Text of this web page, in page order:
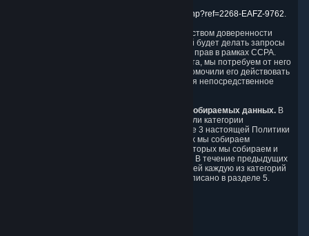
https://support.steampowered.com/kb_article.php?ref=2268-EAFZ-9762.
Вы можете в письменной форме или посредством доверенности
назначить уполномоченного агента, который будет делать запросы
от вашего имени с целью исполнения ваших прав в рамках CCPA.
Перед тем как принять такой запрос от агента, мы потребуем от него
предоставить подтверждение, что вы уполномочили его действовать
от вашего имени, и нам может потребоваться непосредственное
Категории, источники, цели и получатели собираемых данных. В
течение предыдущих 12 месяцев мы собирали категории
Персональных данных, описанные в разделе 3 настоящей Политики
конфиденциальности. Источники, из которых мы собираем
Персональные данные, а также цели, для которых мы собираем и
обрабатываем их, описаны в разделах 2 и 3. В течение предыдущих
12 месяцев мы раскрывали для деловых целей каждую из категорий
Персональных данных третьим лицам, как описано в разделе 5.